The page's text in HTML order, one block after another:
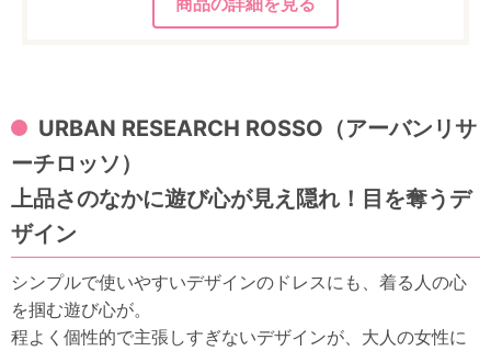
URBAN RESEARCH ROSSO（アーバンリサ
ーチロッソ）
上品さのなかに遊び心が見え隠れ！目を奪うデ
ザイン
シンプルで使いやすいデザインのドレスにも、着る人の心
を掴む遊び心が。
程よく個性的で主張しすぎないデザインが、大人の女性に